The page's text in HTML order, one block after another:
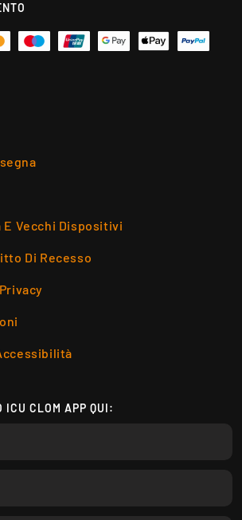
E Vecchi Dispositivi
Di Recesso
ICU CLOM APP QUI: